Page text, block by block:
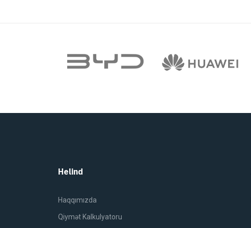
Helind
Haqqımızda
Qiymət Kalkulyatoru